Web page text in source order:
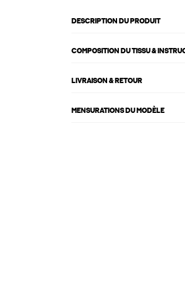
DESCRIPTION DU PRODUIT
COMPOSITION DU TISSU &
LIVRAISON & RETOUR
MENSURATIONS DU MODÈLE